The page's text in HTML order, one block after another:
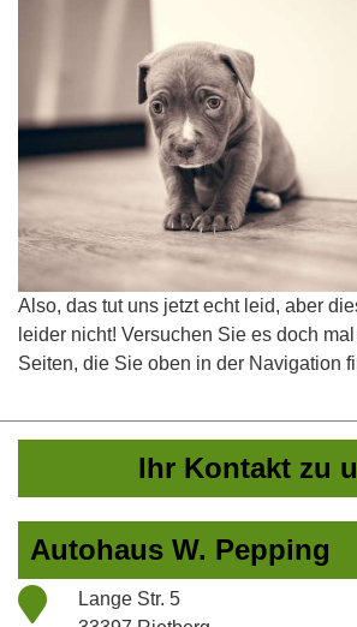
Also, das tut uns jetzt echt leid, aber
leider nicht! Versuchen Sie es doch
Seiten, die Sie oben in der Navigation
Ihr Kontakt zu
Autohaus W. Pepping
Lange Str. 5